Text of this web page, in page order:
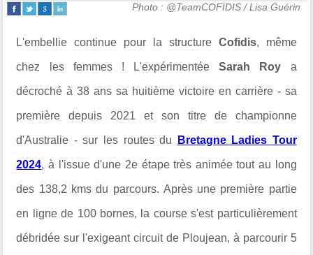
Photo : @TeamCOFIDIS / Lisa Guérin
L'embellie continue pour la structure Cofidis, même
chez les femmes ! L'expérimentéeSarah Roy a
décroché à 38 ans sa huitième victoire en carrière - sa
première depuis 2021 et son titre de championne
d'Australie - sur les routes du Bretagne Ladies Tour
2024, à l'issue d'une 2e étape très animée tout au long
des 138,2 kms du parcours. Après une première partie
en ligne de 100 bornes, la course s'est particulièrement
débridée sur l'exigeant circuit de Ploujean, à parcourir 5